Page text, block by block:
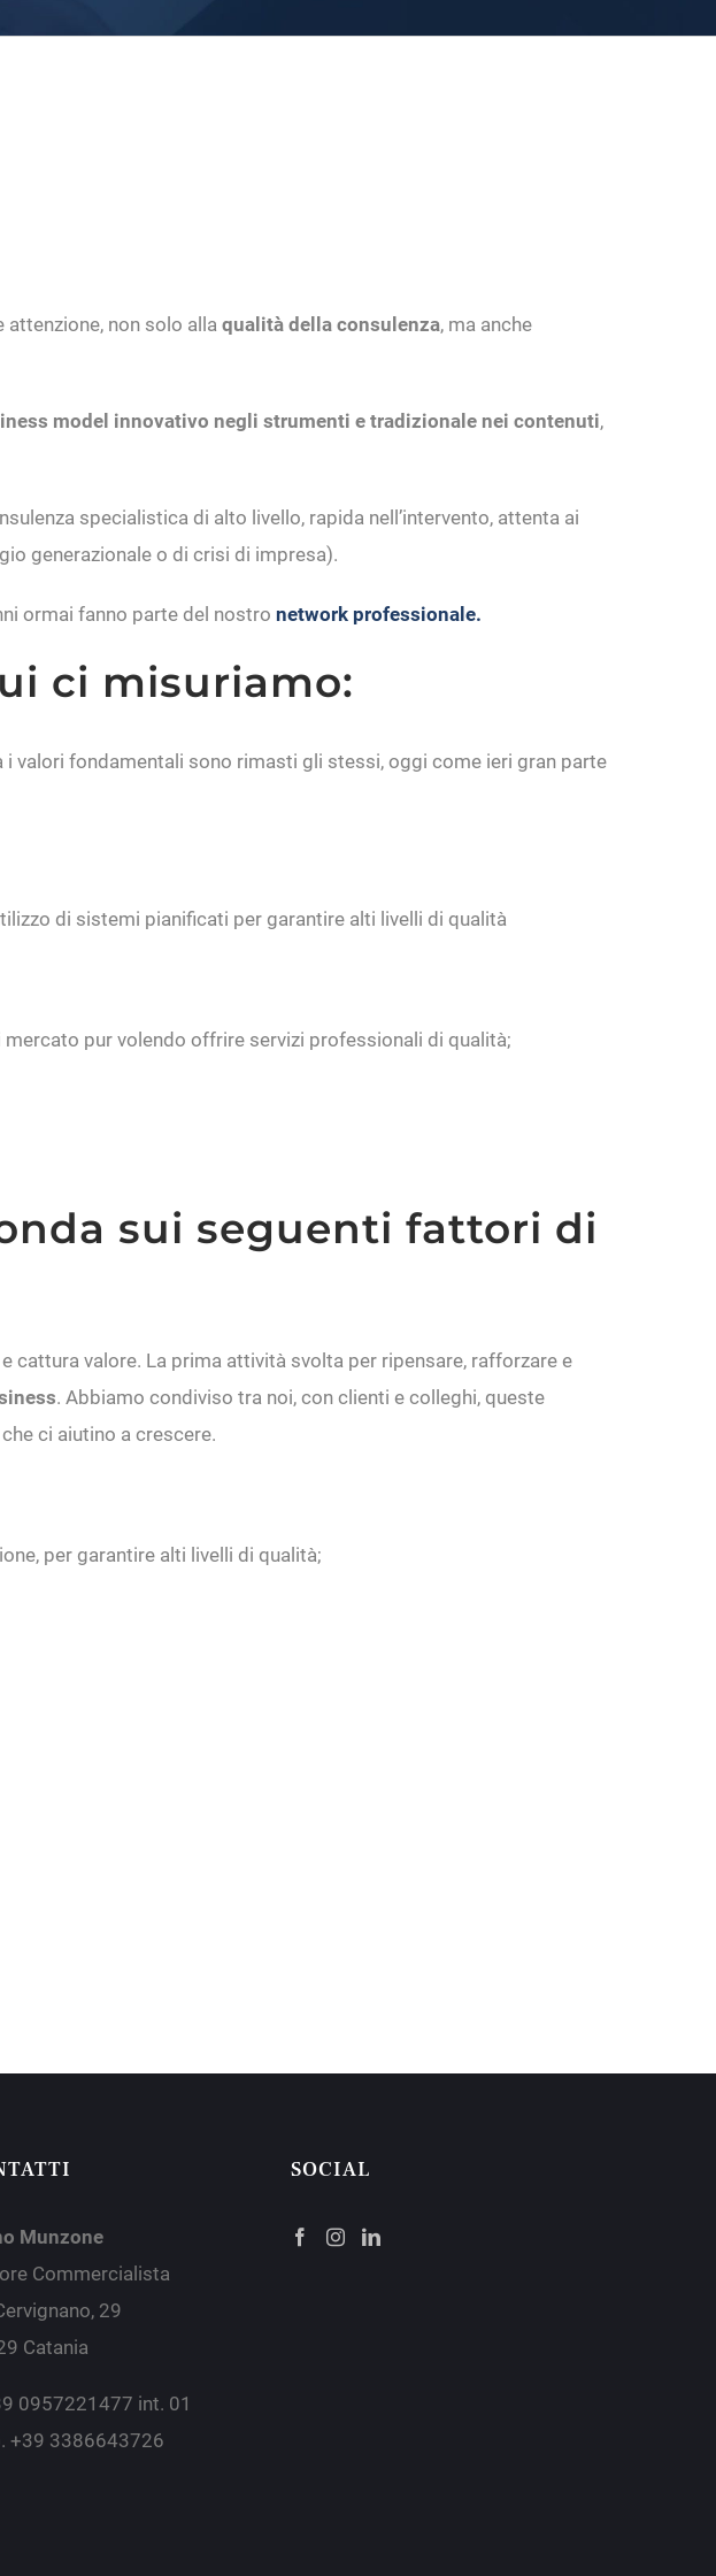
non solo alla qualità della consulenza, ma anche
model innovativo negli strumenti e tradizionale nei contenuti,
specialistica di alto livello, rapida nell’intervento, attenta ai
generazionale o di crisi di impresa).
ormai fanno parte del nostro network professionale.
ci misuriamo:
valori fondamentali sono rimasti gli stessi, oggi come ieri gran parte
di sistemi pianificati per garantire alti livelli di qualità
pur volendo offrire servizi professionali di qualità;
sui seguenti fattori di
cattura valore. La prima attività svolta per ripensare, rafforzare e
. Abbiamo condiviso tra noi, con clienti e colleghi, queste
ci aiutino a crescere.
per garantire alti livelli di qualità;
Munzone
Commercialista
29
Catania
0957221477 int. 01
+39 3386643726
SOCIAL